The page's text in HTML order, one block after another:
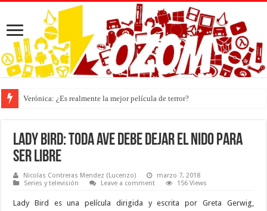
Verónica: ¿Es realmente la mejor película de terror?
Lady Bird: Toda ave debe dejar el nido para
ser libre
Nicolas Contreras Mendez (Lucenzo)
marzo 7, 2018
Series y televisión
Leave a comment 156 Views
Lady Bird es una película dirigida y escrita por Greta Gerwig,